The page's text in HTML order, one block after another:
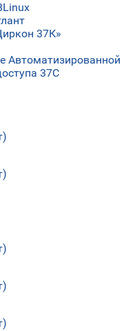
37К»
Автоматизированной
37С